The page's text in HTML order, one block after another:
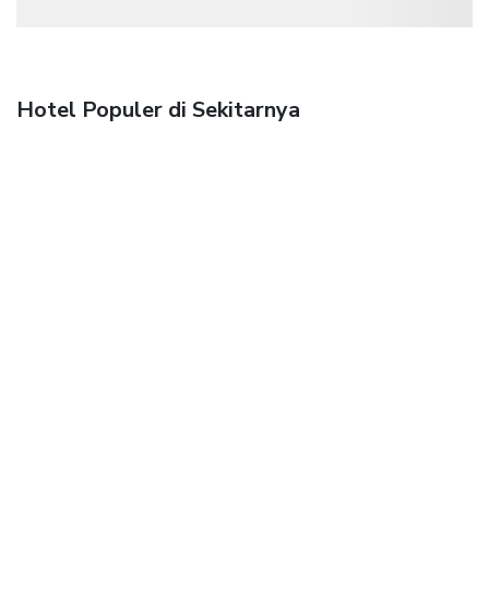
Hotel Populer di Sekitarnya